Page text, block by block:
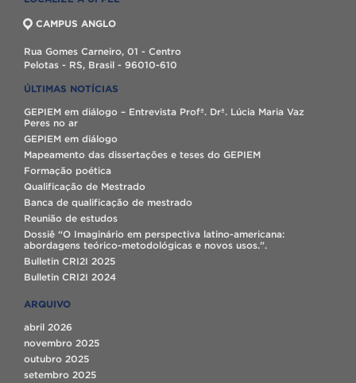
CAMPUS ANGLO
Rua Gomes Carneiro, 01 - Centro
Pelotas - RS, Brasil - 96010-610
ÚLTIMAS NOTÍCIAS
GEPIEM em diálogo – Entrevista Profª. Drª. Lúcia Maria Vaz
Peres no ar
GEPIEM em diálogo
Mapeamento das dissertações e teses do GEPIEM
Formação poética
Qualificação de Mestrado
Banca de qualificação de mestrado
Reunião de estudos
Dossiê “O Imaginário em perspectiva latino-americana:
abordagens teórico-metodológicas e novos usos.”.
Bulletin CRI2I 2025
Bulletin CRI2I 2024
ARQUIVO
abril 2026
novembro 2025
outubro 2025
setembro 2025